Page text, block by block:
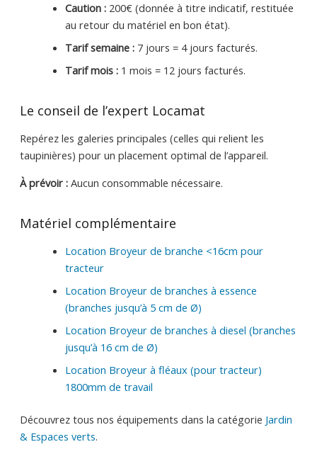
Caution :200€ (donnée à titre indicatif, restituée
au retour du matériel en bon état).
Tarif semaine :7 jours = 4 jours facturés.
Tarif mois :1 mois = 12 jours facturés.
Le conseil de l’expert Locamat
Repérez les galeries principales (celles qui relient les
taupinières) pour un placement optimal de l’appareil.
À prévoir :Aucun consommable nécessaire.
Matériel complémentaire
Location Broyeur de branche <16cm pour
tracteur
Location Broyeur de branches à essence
(branches jusqu’à 5 cm de Ø)
Location Broyeur de branches à diesel (branches
jusqu’à 16 cm de Ø)
Location Broyeur à fléaux (pour tracteur)
1800mm de travail
Découvrez tous nos équipements dans la catégorie Jardin
& Espaces verts.